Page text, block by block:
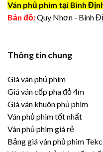
Ván phủ phim tại Bình
Bản đồ:Quy Nhơn - Bình
Thông tin chung
Giá ván phủ phim
Giá ván cốp pha đỏ 4m
Giá ván khuôn phủ phim
Ván phủ phim tốt nhất
Ván phủ phim giá rẻ
Bảng giá ván phủ phim